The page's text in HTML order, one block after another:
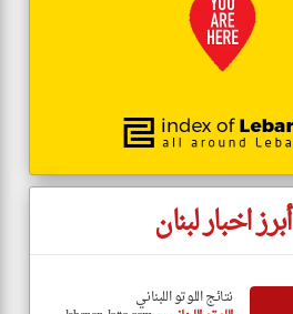
أبرز اخبار لبنان
نتائج اللوتو اللبناني